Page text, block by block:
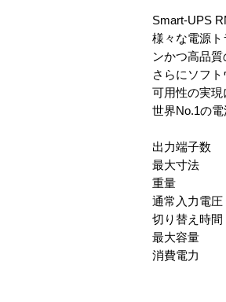
Smart-UPS
様々な電源
ンかつ高品
さらにソフ
可用性の実現
世界No.1の
出力端子
最大寸法 :
重量 :
通常入力電圧
切り替え時間
最大容量 :
消費電力 :